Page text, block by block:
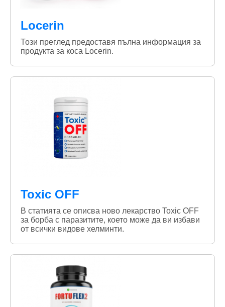
Locerin
Този преглед предоставя пълна информация за
продукта за коса Locerin.
Toxic OFF
В статията се описва ново лекарство Toxic OFF
за борба с паразитите, което може да ви избави
от всички видове хелминти.